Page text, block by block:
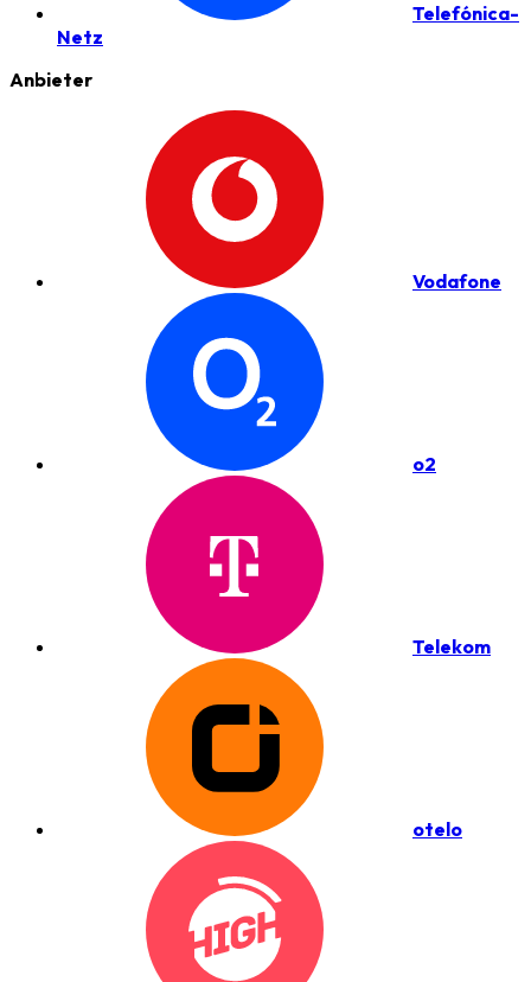
Telefónica-
Netz
Anbieter
Vodafone
o2
Telekom
otelo